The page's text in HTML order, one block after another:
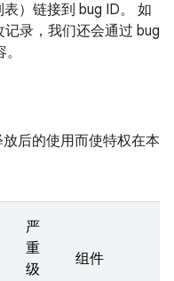
）链接到 bug ID。 如
录，我们还会通过 bug
后的使用而使特权在本
严
重
级
组件